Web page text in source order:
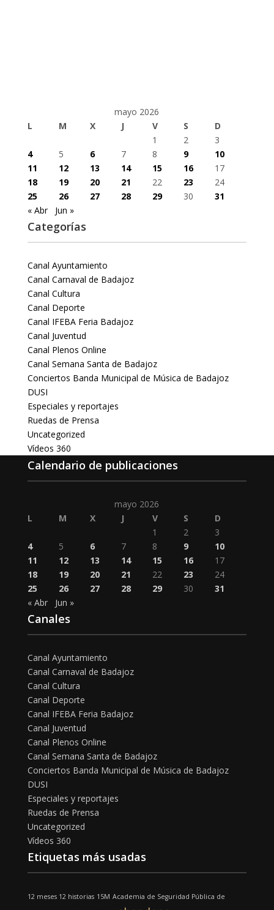
mayo 2026
L
M X J V S
D
1
2
3
4
5 6 7 8 9
10
11
12 13 14 15 16
17
18
19 20 21 22 23
24
25
26 27 28 29 30
31
« Abr
Jun »
Categorías
Canal Ayuntamiento
Canal Carnaval de Badajoz
Canal Cultura
Canal Deporte
Canal IFEBA Feria Badajoz
Canal Juventud
Canal Plenos Online
Canal Semana Santa de Badajoz
Conciertos Banda Municipal de Música de Badajoz
DUSI
Especiales y reportajes
Ruedas de Prensa
Uncategorized
Vídeos 360
Calendario de publicaciones
mayo 2026
L
M X J V S
D
1
2
3
4
5 6 7 8 9
10
11
12 13 14 15 16
17
18
19 20 21 22 23
24
25
26 27 28 29 30
31
« Abr
Jun »
Canales
Canal Ayuntamiento
Canal Carnaval de Badajoz
Canal Cultura
Canal Deporte
Canal IFEBA Feria Badajoz
Canal Juventud
Canal Plenos Online
Canal Semana Santa de Badajoz
Conciertos Banda Municipal de Música de Badajoz
DUSI
Especiales y reportajes
Ruedas de Prensa
Uncategorized
Vídeos 360
Etiquetas más usadas
12 meses 12 historias 15M Academia de Seguridad Pública de